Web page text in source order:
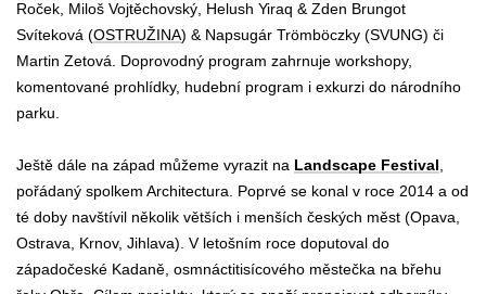
Roček, Miloš Vojtěchovský, Helush Yiraq & Zden Brungot
Svíteková (OSTRUŽINA) & Napsugár Trömböczky (SVUNG) či
Martin Zetová. Doprovodný program zahrnuje workshopy,
komentované prohlídky, hudební program i exkurzi do národního
parku.
Ještě dále na západ můžeme vyrazit na Landscape Festival
pořádaný spolkem Architectura. Poprvé se konal v roce 2014 a od
té doby navštívil několik větších i menších českých měst (Opava,
Ostrava, Krnov, Jihlava). V letošním roce doputoval do
západočeské Kadaně, osmnáctitisícového městečka na břehu